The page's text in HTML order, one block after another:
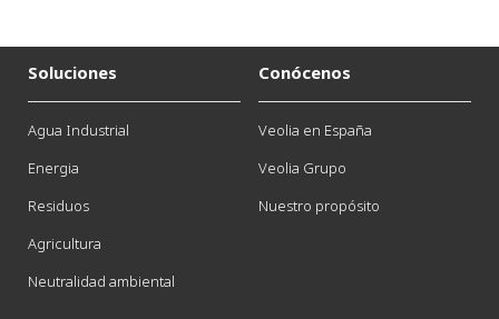
Soluciones
Agua Industrial
Energia
Residuos
Agricultura
Neutralidad ambiental
Conócenos
Veolia en España
Veolia Grupo
Nuestro propósito